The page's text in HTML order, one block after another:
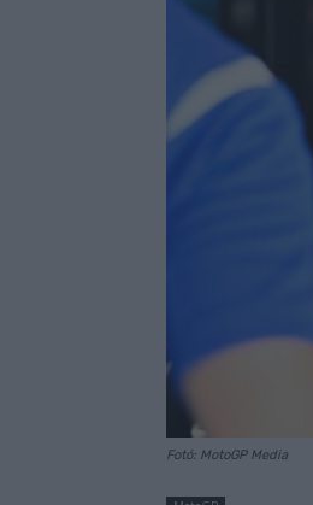
Fotó: MotoGP Media